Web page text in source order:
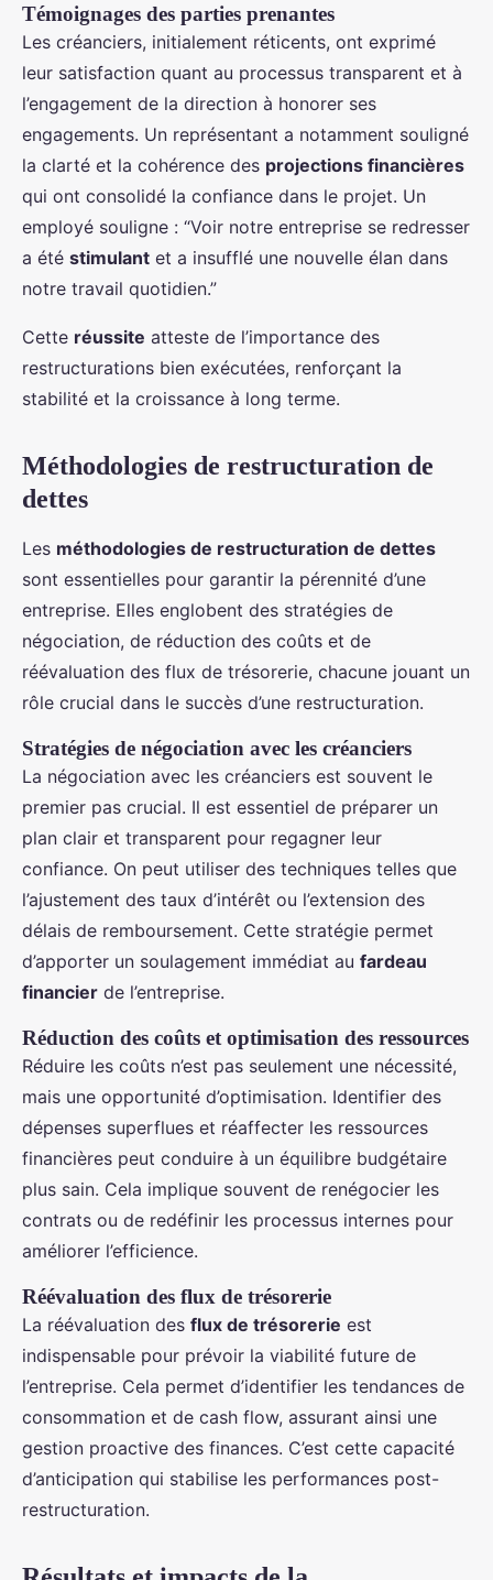
Témoignages des parties prenantes
Les créanciers, initialement réticents, ont exprimé
leur satisfaction quant au processus transparent et à
l’engagement de la direction à honorer ses
engagements. Un représentant a notamment souligné
la clarté et la cohérence des projections financières
qui ont consolidé la confiance dans le projet. Un
employé souligne : “Voir notre entreprise se redresser
a été stimulant et a insufflé une nouvelle élan dans
notre travail quotidien.”
Cette réussite atteste de l’importance des
restructurations bien exécutées, renforçant la
stabilité et la croissance à long terme.
Méthodologies de restructuration de
dettes
Les méthodologies de restructuration de dettes
sont essentielles pour garantir la pérennité d’une
entreprise. Elles englobent des stratégies de
négociation, de réduction des coûts et de
réévaluation des flux de trésorerie, chacune jouant un
rôle crucial dans le succès d’une restructuration.
Stratégies de négociation avec les créanciers
La négociation avec les créanciers est souvent le
premier pas crucial. Il est essentiel de préparer un
plan clair et transparent pour regagner leur
confiance. On peut utiliser des techniques telles que
l’ajustement des taux d’intérêt ou l’extension des
délais de remboursement. Cette stratégie permet
d’apporter un soulagement immédiat au fardeau
financier de l’entreprise.
Réduction des coûts et optimisation des ressources
Réduire les coûts n’est pas seulement une nécessité,
mais une opportunité d’optimisation. Identifier des
dépenses superflues et réaffecter les ressources
financières peut conduire à un équilibre budgétaire
plus sain. Cela implique souvent de renégocier les
contrats ou de redéfinir les processus internes pour
améliorer l’efficience.
Réévaluation des flux de trésorerie
La réévaluation des flux de trésorerie est
indispensable pour prévoir la viabilité future de
l’entreprise. Cela permet d’identifier les tendances de
consommation et de cash flow, assurant ainsi une
gestion proactive des finances. C’est cette capacité
d’anticipation qui stabilise les performances post-
restructuration.